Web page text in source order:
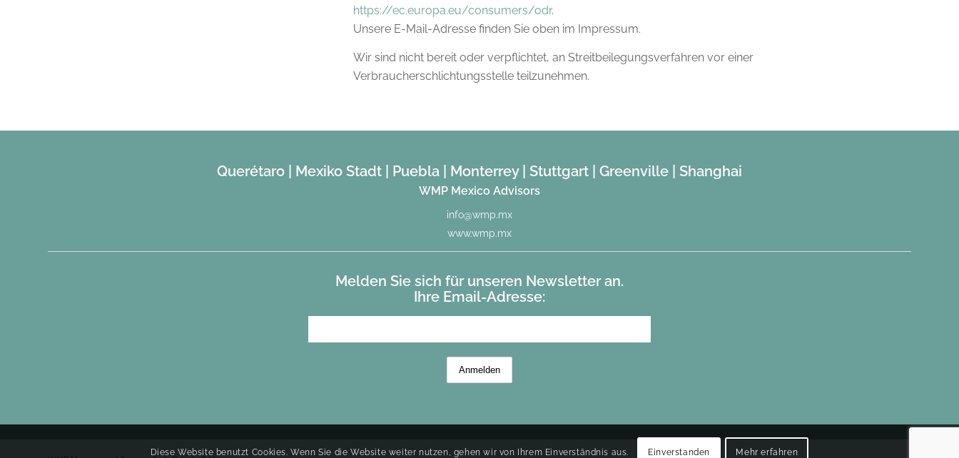
https://ec.europa.eu/consumers/odr.
Unsere E-Mail-Adresse finden Sie oben im Impressum.
Wir sind nicht bereit oder verpflichtet, an Streitbeilegungsverfahren vor einer
Verbraucherschlichtungsstelle teilzunehmen.
Querétaro | Mexiko Stadt | Puebla | Monterrey | Stuttgart | Greenville | Shanghai
WMP Mexico Advisors
info@wmp.mx
www.wmp.mx
Melden Sie sich für unseren Newsletter an.
Ihre Email-Adresse:
Diese Website benutzt Cookies. Wenn Sie die Website weiter nutzen, gehen wir von Ihrem Einverständnis aus. Einverstanden Mehr erfahren